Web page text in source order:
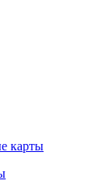
карты